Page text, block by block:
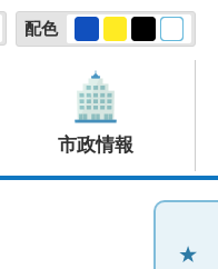
配色
市政情報